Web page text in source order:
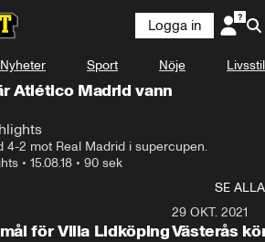
Logga in
Nyheter Sport Nöje Livsstil
Atlético Madrid vann
4-2 mot Real Madrid i supercupen.
• 15.08.18 • 90 sek
SE ALLA
för Villa Lidköping
29 OKT. 2021
Västerås